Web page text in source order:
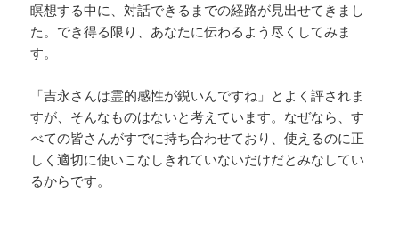
瞑想する中に、対話できるまでの経路が見出せてきまし
た。でき得る限り、あなたに伝わるよう尽くしてみま
す。
「吉永さんは霊的感性が鋭いんですね」とよく評されま
すが、そんなものはないと考えています。なぜなら、す
べての皆さんがすでに持ち合わせており、使えるのに正
しく適切に使いこなしきれていないだけだとみなしてい
るからです。